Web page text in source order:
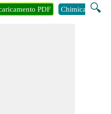
🔍
PDF Chimica